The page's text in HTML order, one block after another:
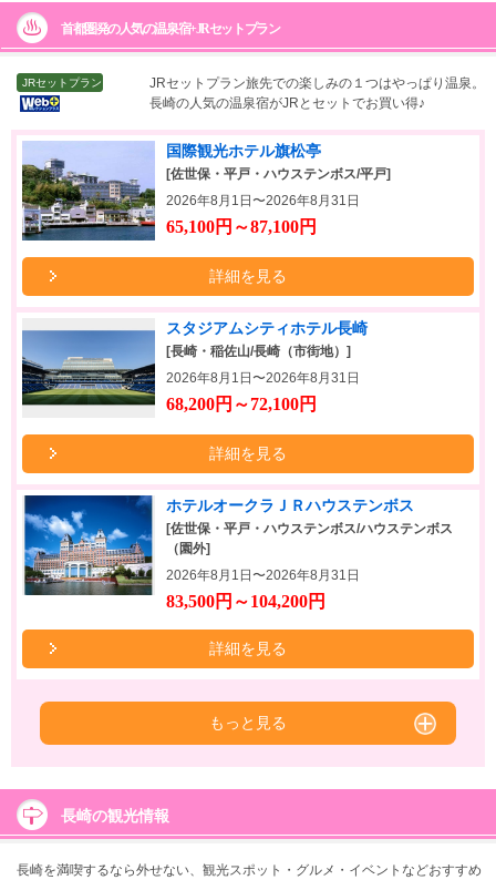
首都圏発の人気の温泉宿+JRセットプラン
JRセットプラン JRセットプラン旅先での楽しみの１つはやっぱり温泉。
長崎の人気の温泉宿がJRとセットでお買い得♪
国際観光ホテル旗松亭
[佐世保・平戸・ハウステンボス/平戸]
2026年8月1日〜2026年8月31日
65,100円～87,100円
詳細を見る
スタジアムシティホテル長崎
[長崎・稲佐山/長崎（市街地）]
2026年8月1日〜2026年8月31日
68,200円～72,100円
詳細を見る
ホテルオークラＪＲハウステンボス
[佐世保・平戸・ハウステンボス/ハウステンボス
（園外]
2026年8月1日〜2026年8月31日
83,500円～104,200円
詳細を見る
もっと見る
長崎の観光情報
長崎を満喫するなら外せない、観光スポット・グルメ・イベントなどおすすめ